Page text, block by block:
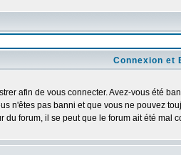
Connexion et
afin de vous connecter. Avez-vous été
n'êtes pas banni et que vous ne pouvez
du forum, il se peut que le forum ait été mal